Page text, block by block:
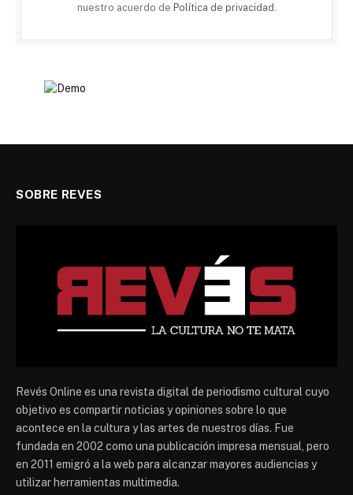
nuestro acuerdo de Política de privacidad
SOBRE REVES
Revés Online es una revista digital de periodismo cultural cuyo
objetivo es compartir noticias y opiniones sobre lo que
acontece en la cultura y las artes de nuestros días. Fue
fundada en 2002 como una publicación impresa mensual, pero
en 2011 emigró a la web para alcanzar mayores audiencias y
utilizar herramientas multimedia.